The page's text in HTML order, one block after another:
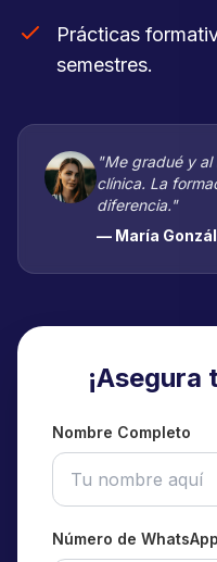
Prácticas
semestres.
"Me gradué y al
clínica. La
diferencia."
— María
¡Asegura
Nombre Completo
Número de WhatsApp